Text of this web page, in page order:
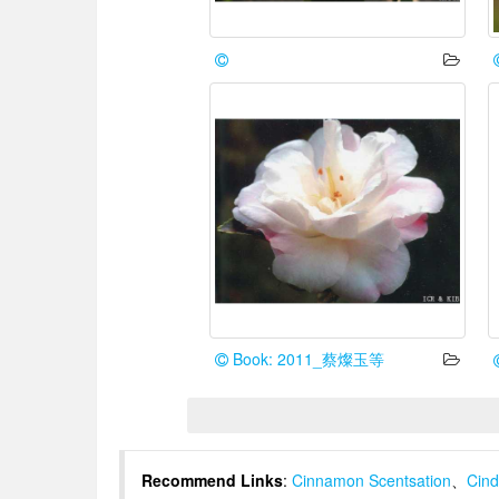
Book: 2011_蔡燦玉等
Recommend Links: Cinnamon Scentsation